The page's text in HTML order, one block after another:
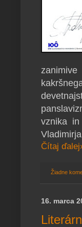
vznika in
Čítaj
Žiadne
16. marca